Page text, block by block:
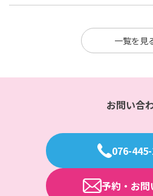
一覧を見
お問い合
076-
予約・お問